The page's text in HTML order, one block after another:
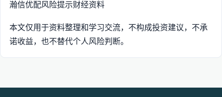
瀚信优配风险提示财经资料
本文仅用于资料整理和学习交流，不构成投资建议，不承
诺收益，也不替代个人风险判断。